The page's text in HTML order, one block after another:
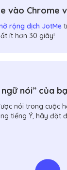
vào Chrome
rộng dịch JotMe
ít hơn 30 giây!
nói” của
nói trong cuộc
tiếng Ý, hãy đặt